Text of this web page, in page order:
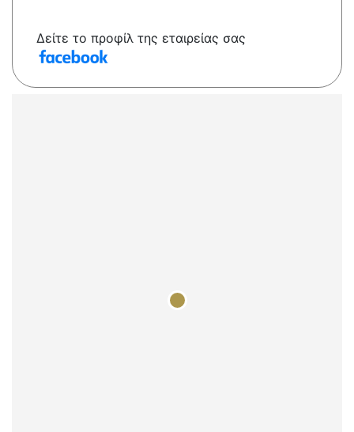
Δείτε το προφίλ της εταιρείας σας